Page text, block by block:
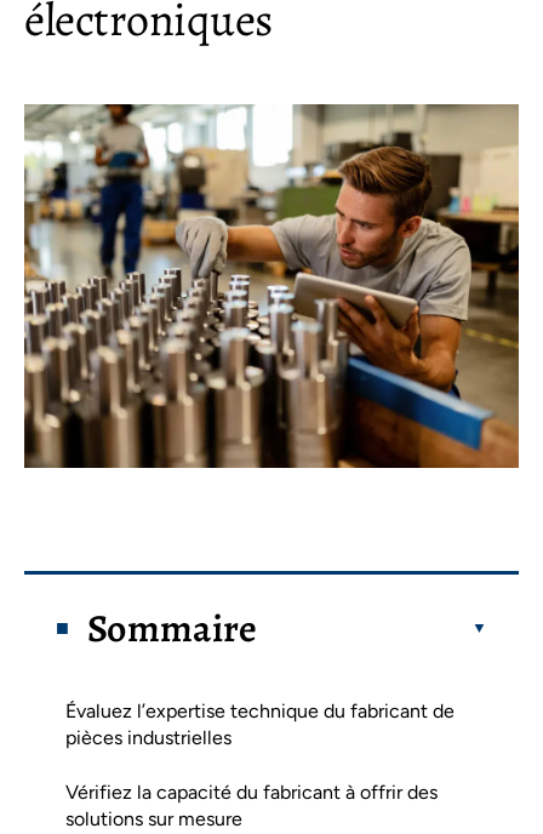
électroniques
Sommaire
Évaluez l’expertise technique du fabricant de
pièces industrielles
Vérifiez la capacité du fabricant à offrir des
solutions sur mesure